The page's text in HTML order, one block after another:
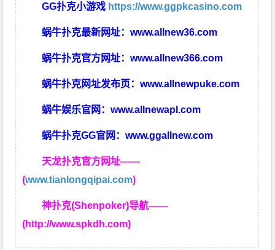
GG扑克小游戏 https://www.ggpkcasino.com
蜗牛扑克最新网址：www.allnew36.com
蜗牛扑克官方网址：www.allnew366.com
蜗牛扑克网址发布页：www.allnewpuke.com
蜗牛娱乐官网：www.allnewapl.com
蜗牛扑克GG官网：www.ggallnew.com
天龙扑克官方网址——
(www.tianlongqipai.com)
神扑克(Shenpoker)导航——
(http://www.spkdh.com)